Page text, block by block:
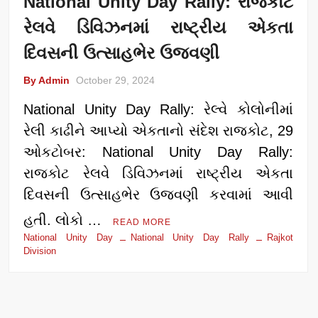
રેલવે ડિવિઝનમાં રાષ્ટ્રીય એકતા
દિવસની ઉત્સાહભેર ઉજવણી
By Admin October 29, 2024
National Unity Day Rally: રેલ્વે કોલોનીમાં
રેલી કાઢીને આપ્યો એકતાનો સંદેશ રાજકોટ, 29
ઓકટોબર: National Unity Day Rally:
રાજકોટ રેલવે ડિવિઝનમાં રાષ્ટ્રીય એકતા
દિવસની ઉત્સાહભેર ઉજવણી કરવામાં આવી
હતી. લોકો …
READ MORE
National Unity Day National Unity Day Rally
Rajkot
Division